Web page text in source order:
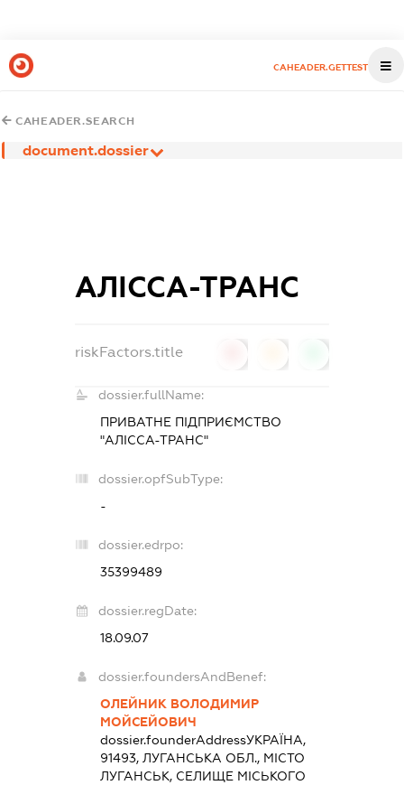
CAHEADER.GETTEST
CAHEADER.SEARCH
document.dossier
АЛІССА-ТРАНС
riskFactors.title
dossier.fullName:
ПРИВАТНЕ ПІДПРИЄМСТВО
"АЛІССА-ТРАНС"
dossier.opfSubType:
-
dossier.edrpo:
35399489
dossier.regDate:
18.09.07
dossier.foundersAndBenef:
ОЛЕЙНИК ВОЛОДИМИР
МОЙСЕЙОВИЧ
dossier.founderAddressУКРАЇНА,
91493, ЛУГАНСЬКА ОБЛ., МІСТО
ЛУГАНСЬК, СЕЛИЩЕ МІСЬКОГО